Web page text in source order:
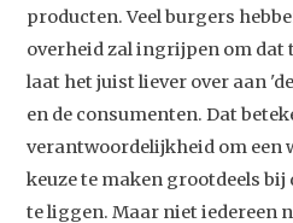
producten. Veel burgers
overheid zal ingrijpen om dat
laat het juist liever over aan
en de consumenten. Dat
verantwoordelijkheid om een
keuze te maken grootdeels
te liggen. Maar niet iedereen